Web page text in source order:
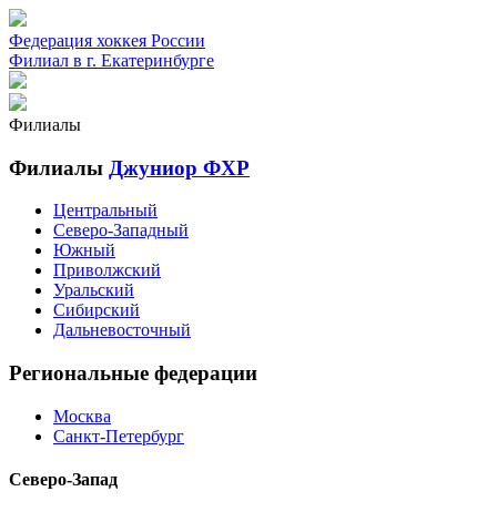
Федерация хоккея России
Филиал в г. Екатеринбурге
Филиалы
Филиалы Джуниор ФХР
Центральный
Северо-Западный
Южный
Приволжский
Уральский
Сибирский
Дальневосточный
Региональные федерации
Москва
Санкт-Петербург
Северо-Запад